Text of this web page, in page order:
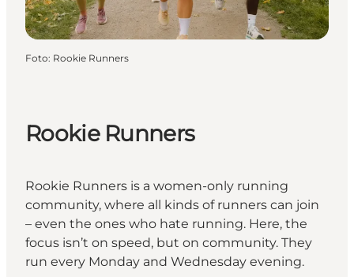
Foto: Rookie Runners
Rookie Runners
Rookie Runners is a women-only running
community, where all kinds of runners can join
– even the ones who hate running. Here, the
focus isn’t on speed, but on community. They
run every Monday and Wednesday evening.